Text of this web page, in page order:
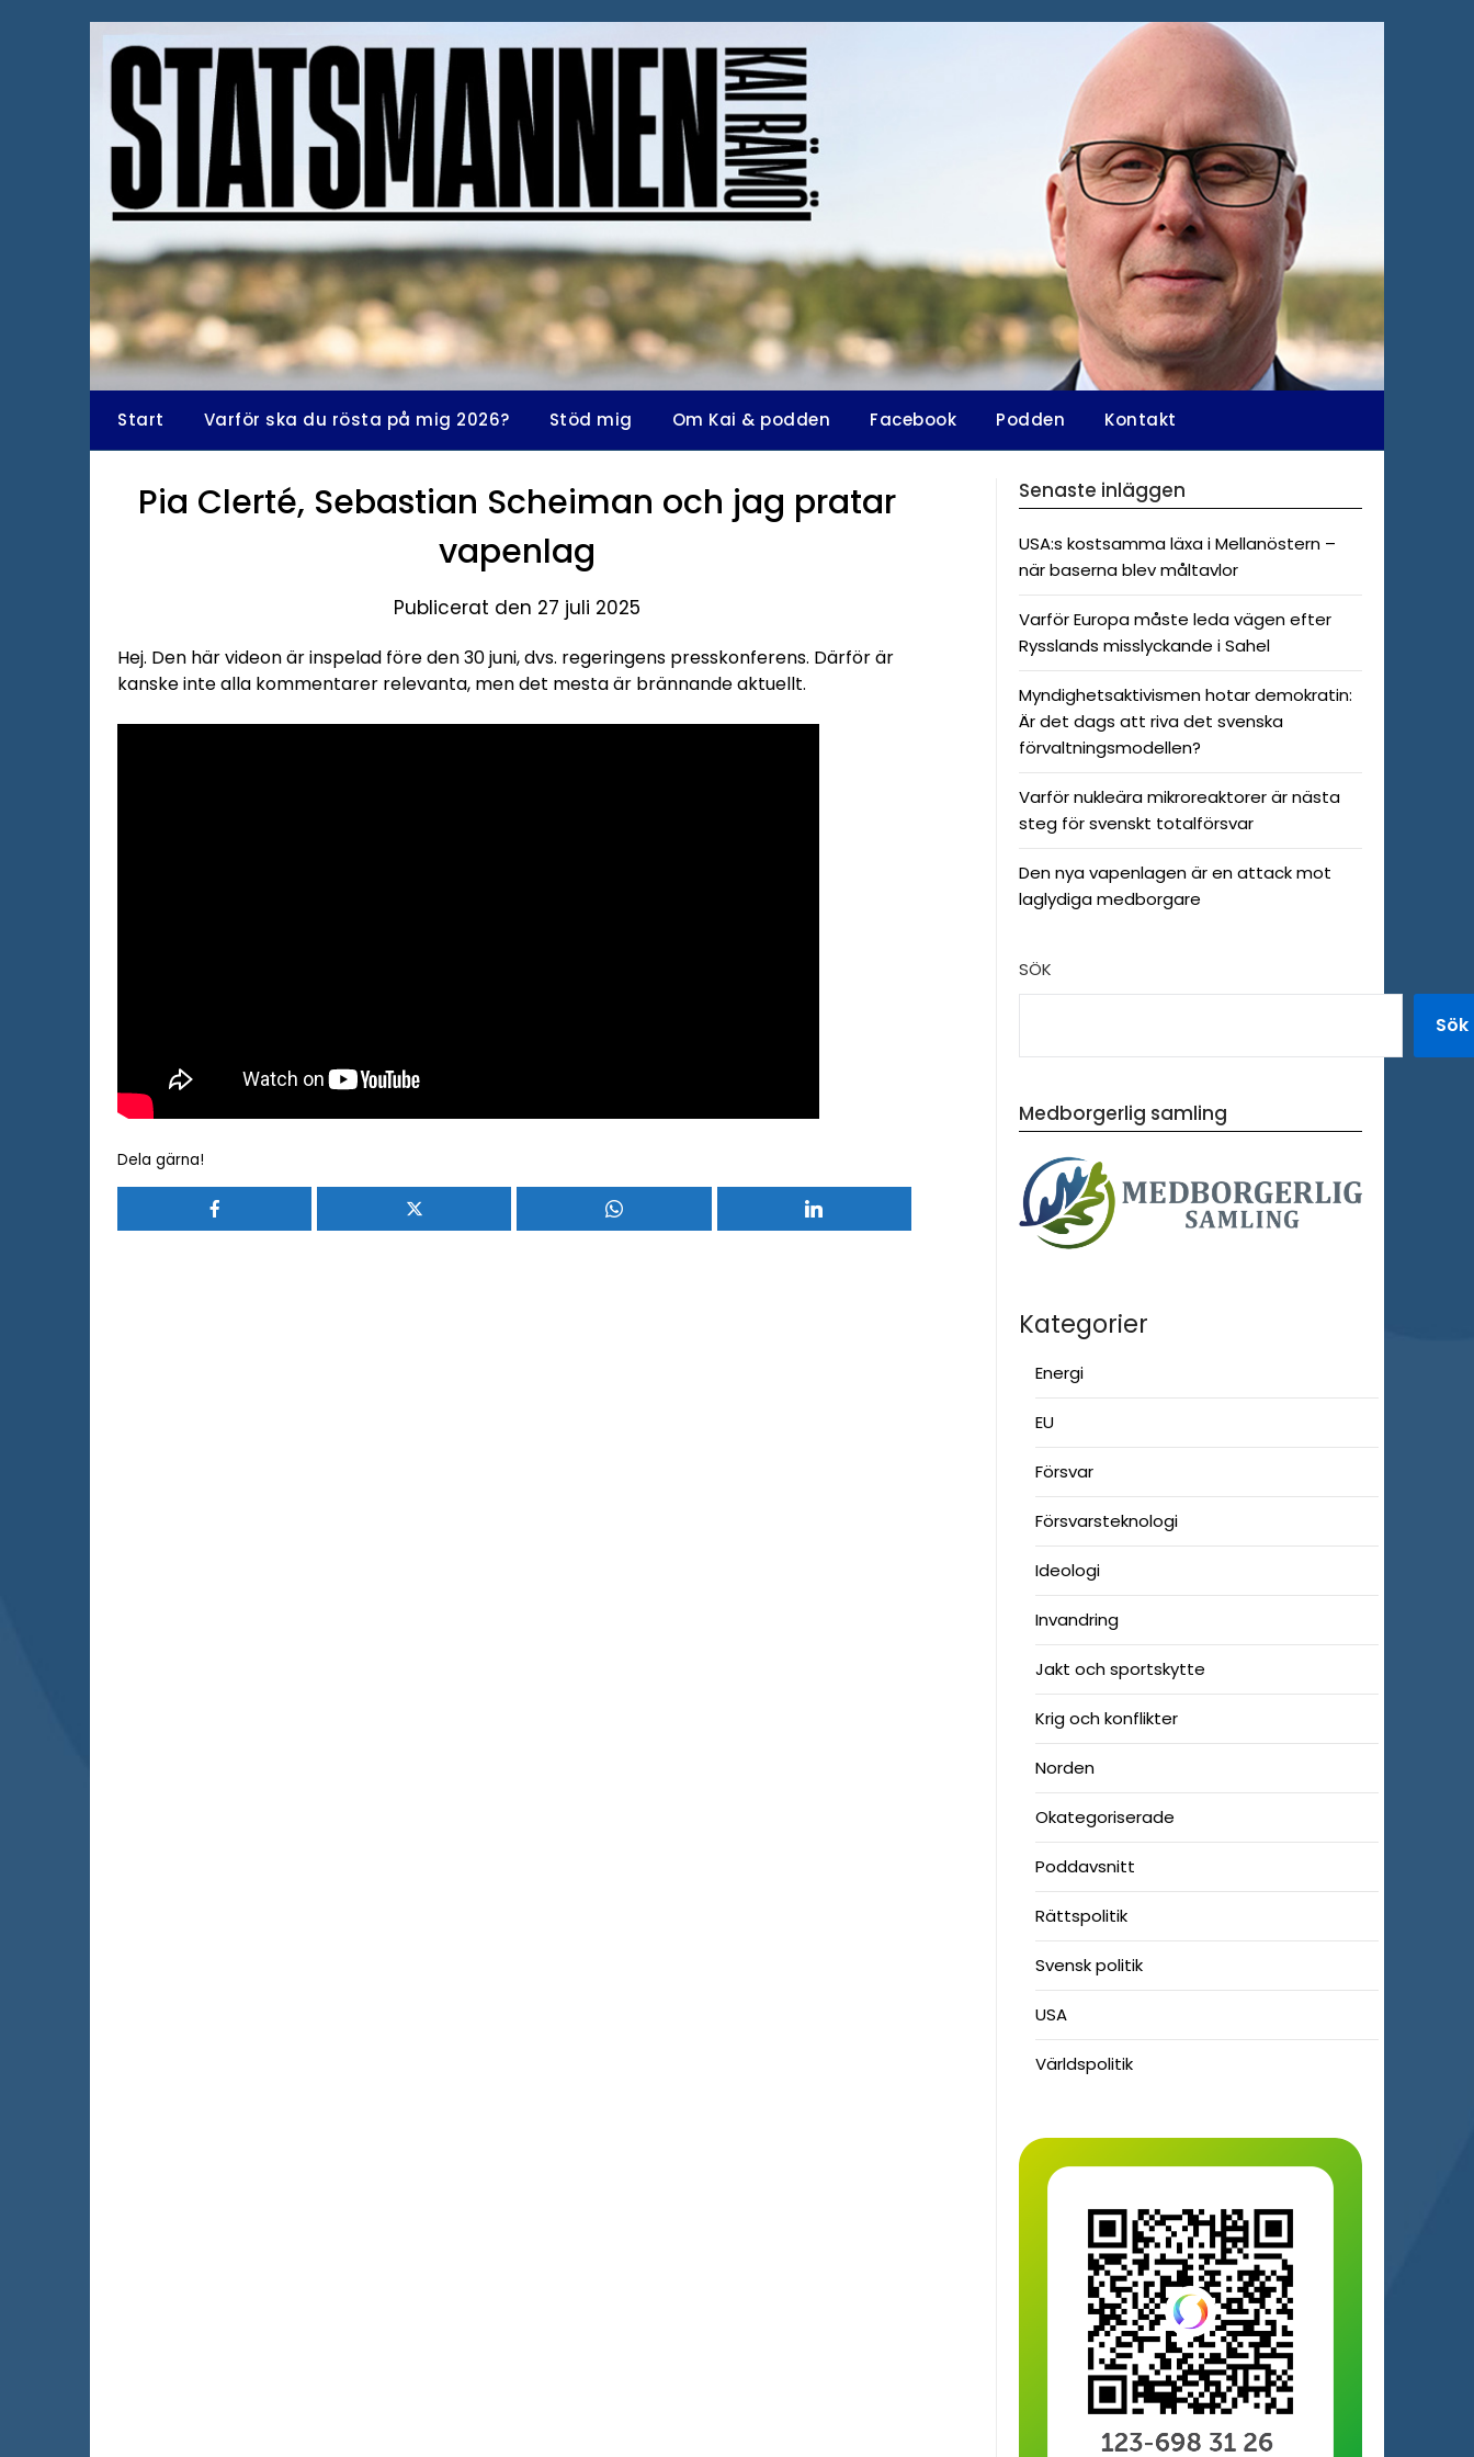
Start Varför ska du rösta på mig 2026? Stöd mig Om Kai & podden Facebook Podden Kontakt
Pia Clerté, Sebastian Scheiman och jag pratar
vapenlag
Publicerat den 27 juli 2025
Hej. Den här videon är inspelad före den 30 juni, dvs. regeringens presskonferens. Därför är
kanske inte alla kommentarer relevanta, men det mesta är brännande aktuellt.
Dela gärna!
Senaste inläggen
USA:s kostsamma läxa i Mellanöstern –
när baserna blev måltavlor
Varför Europa måste leda vägen efter
Rysslands misslyckande i Sahel
Myndighetsaktivismen hotar demokratin:
Är det dags att riva det svenska
förvaltningsmodellen?
Varför nukleära mikroreaktorer är nästa
steg för svenskt totalförsvar
Den nya vapenlagen är en attack mot
laglydiga medborgare
SÖK
Sök
Medborgerlig samling
Kategorier
Energi
EU
Försvar
Försvarsteknologi
Ideologi
Invandring
Jakt och sportskytte
Krig och konflikter
Norden
Okategoriserade
Poddavsnitt
Rättspolitik
Svensk politik
USA
Världspolitik